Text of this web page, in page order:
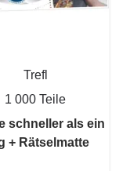
Trefl
1 000 Teile
schneller als ein
+ Rätselmatte